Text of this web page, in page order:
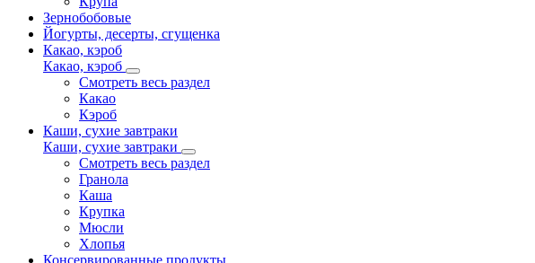
Зернобобовые
Йогурты, десерты, сгущенка
Какао, кэроб
Какао, кэроб
Смотреть весь раздел
Какао
Кэроб
Каши, сухие завтраки
Каши, сухие завтраки
Смотреть весь раздел
Гранола
Каша
Крупка
Мюсли
Хлопья
Консервированные продукты